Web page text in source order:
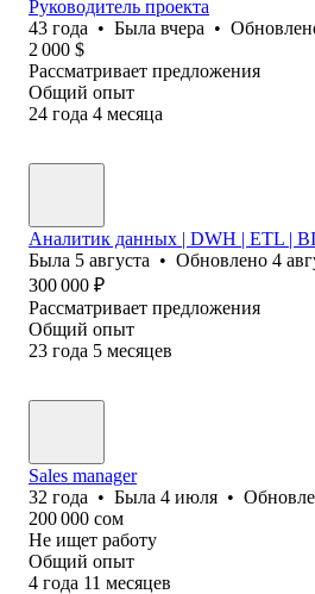
Руководитель проекта
43 года • Была вчера •
2 000 $
Рассматривает предложения
Общий опыт
24 года 4 месяца
Аналитик данных | DWH | ETL |
Была 5 августа • Обновлено 4
300 000 ₽
Рассматривает предложения
Общий опыт
23 года 5 месяцев
Sales manager
32 года • Была 4 июля •
200 000 сом
Не ищет работу
Общий опыт
4 года 11 месяцев